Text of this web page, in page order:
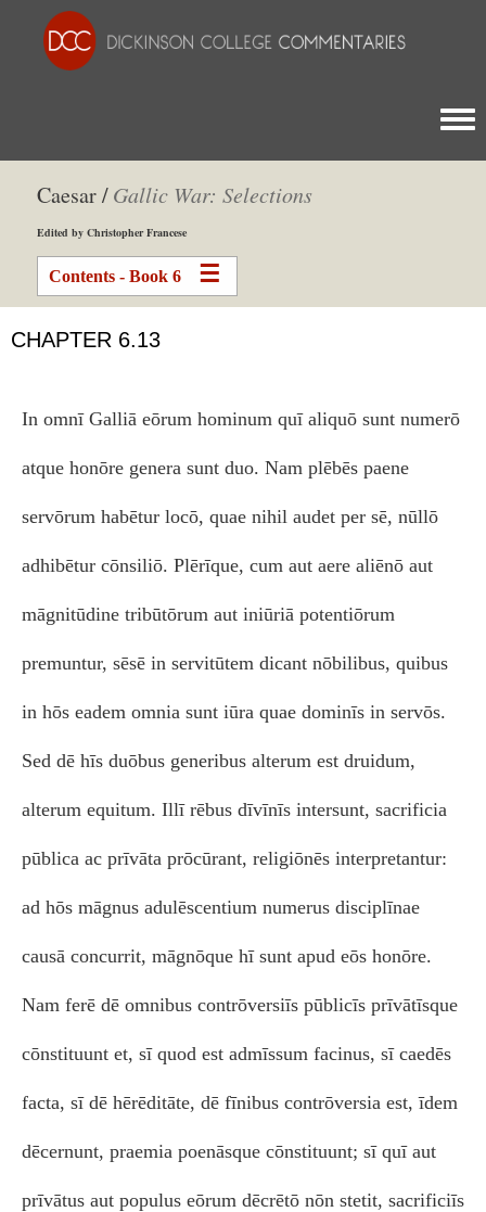
Caesar /Gallic War: Selections
Edited by Christopher Francese
Contents - Book 6
CHAPTER 6.13
In omnī Galliā eōrum hominum quī aliquō sunt numerō
atque honōre genera sunt duo. Nam plēbēs paene
servōrum habētur locō, quae nihil audet per sē, nūllō
adhibētur cōnsiliō. Plērīque, cum aut aere aliēnō aut
māgnitūdine tribūtōrum aut iniūriā potentiōrum
premuntur, sēsē in servitūtem dicant nōbilibus, quibus
in hōs eadem omnia sunt iūra quae dominīs in servōs.
Sed dē hīs duōbus generibus alterum est druidum,
alterum equitum. Illī rēbus dīvīnīs intersunt, sacrificia
pūblica ac prīvāta prōcūrant, religiōnēs interpretantur:
ad hōs māgnus adulēscentium numerus disciplīnae
causā concurrit, māgnōque hī sunt apud eōs honōre.
Nam ferē dē omnibus contrōversiīs pūblicīs prīvātīsque
cōnstituunt et, sī quod est admīssum facinus, sī caedēs
facta, sī dē hērēditāte, dē fīnibus contrōversia est, īdem
dēcernunt, praemia poenāsque cōnstituunt; sī quī aut
prīvātus aut populus eōrum dēcrētō nōn stetit, sacrificiīs